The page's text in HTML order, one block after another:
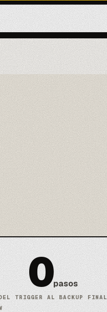
0pasos
TRIGGER AL BACKUP FINAL